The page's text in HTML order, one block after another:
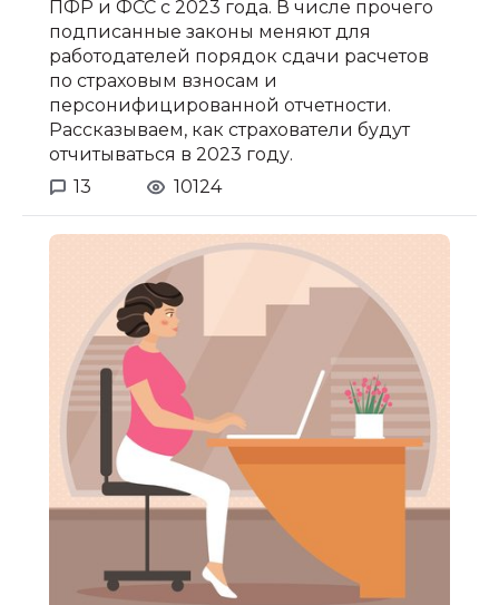
ПФР и ФСС с 2023 года. В числе прочего
подписанные законы меняют для
работодателей порядок сдачи расчетов
по страховым взносам и
персонифицированной отчетности.
Рассказываем, как страхователи будут
отчитываться в 2023 году.
13
10124